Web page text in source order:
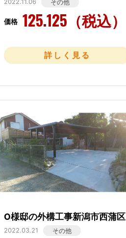
2022.11.06 その他
価格 125.125（税込）
詳しく見る
O様邸の外構工事新潟市西蒲区
2022.03.21 その他